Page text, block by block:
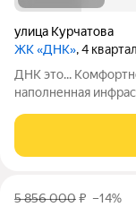
улица Курчатова
ЖК «ДНК», 4
ДНК это... Комфортное место: ул. Курчатова освоенная,
наполненная
многообразие
5 856 000₽ –14%